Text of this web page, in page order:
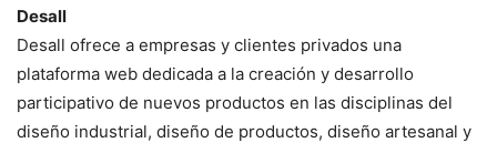
Desall
Desall ofrece a empresas y clientes privados una
plataforma web dedicada a la creación y desarrollo
participativo de nuevos productos en las disciplinas del
diseño industrial, diseño de productos, diseño artesanal y